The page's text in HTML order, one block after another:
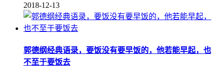
2018-12-13
郭德纲经典语录，要饭没有要早饭的，他若能早起，也
不至于要饭去